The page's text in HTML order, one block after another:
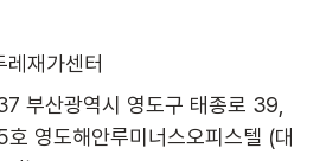
레재가센터
부산광역시 영도구 태종로 39,
영도해안루미너스오피스텔 (대